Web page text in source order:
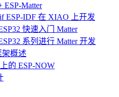
ESP-Matter
ESP-IDF 在 XIAO 上开发
快速入门 Matter
系列进行 Matter 开发
架概述
的 ESP-NOW